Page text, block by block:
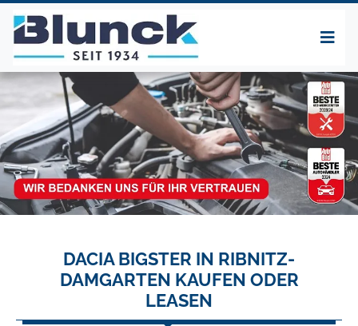
DACIA BIGSTER IN RIBNITZ-
DAMGARTEN KAUFEN ODER
LEASEN